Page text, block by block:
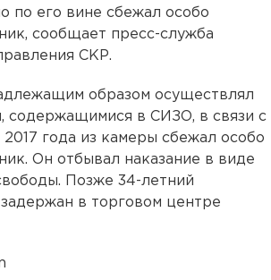
по его вине сбежал особо
сообщает пресс-служба
СКР.
образом осуществлял
содержащимися в СИЗО, в связи с
года из камеры сбежал особо
Он отбывал наказание в виде
Позже 34-летний
в торговом центре